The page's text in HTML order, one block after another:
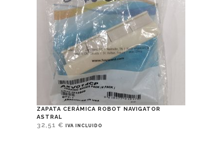
ZAPATA CERÁMICA ROBOT NAVIGATOR
ASTRAL
32,51 € IVA INCLUIDO